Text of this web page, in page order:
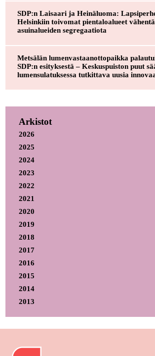
SDP:n Laisaari ja Heinäluoma:
Helsinkiin toivomat pientaloalueet
asuinalueiden segregaatiota
Metsälän lumenvastaanottopaikka
SDP:n esityksestä – Keskuspuiston puut
lumensulatuksessa tutkittava uusia
Arkistot
2026
2025
2024
2023
2022
2021
2020
2019
2018
2017
2016
2015
2014
2013